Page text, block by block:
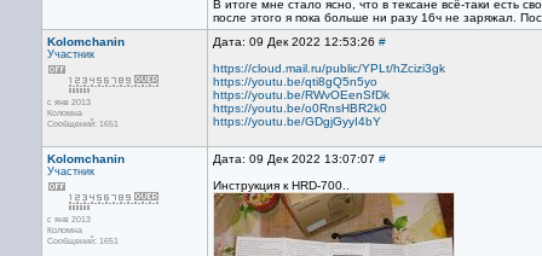
В итоге мне стало ясно, что в тексане всё-таки есть
после этого я пока больше ни разу 16ч не заряжал.
Kolomchanin
Участник
с янв 2013
Коломна
Сообщений: 1651
Дата: 09 Дек 2022 12:53:26 #
https://cloud.mail.ru/public/YPLt/hZcizi3gk
https://youtu.be/qti8gQ5n5yo
https://youtu.be/RWvOEenSfDk
https://youtu.be/o0RnsHBR2k0
https://youtu.be/GDgjGyyI4bY
Kolomchanin
Участник
с янв 2013
Коломна
Сообщений: 1651
Дата: 09 Дек 2022 13:07:07 #
Инструкция к HRD-700..